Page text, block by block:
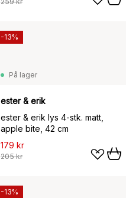
På lager
ester & erik
ester & erik lys 4-stk. matt,
apple bite, 42 cm
179 kr
205 kr
-13%
-13%